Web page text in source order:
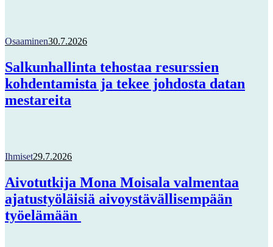
Osaaminen30.7.2026
Salkunhallinta tehostaa resurssien
kohdentamista ja tekee johdosta datan
mestareita
Ihmiset29.7.2026
Aivotutkija Mona Moisala valmentaa
ajatustyöläisiä aivoystävällisempään
työelämään